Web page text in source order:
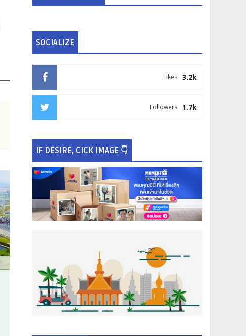
SOCIALIZE
3.2k
Likes
1.7k
Followers
IF DESIRE, CICK IMAGE 👇